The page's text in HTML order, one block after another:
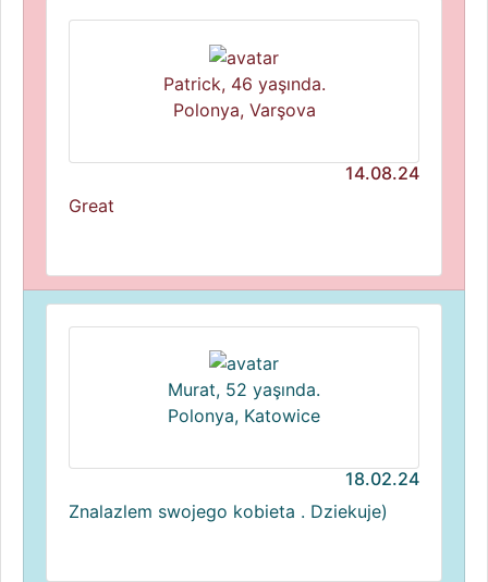
Patrick, 46 yaşında.
Polonya, Varşova
14.08.24
Great
Murat, 52 yaşında.
Polonya, Katowice
18.02.24
Znalazlem swojego kobieta . Dziekuje)